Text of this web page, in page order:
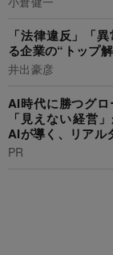
「法律違反」「
る企業の“トップ
井出豪彦
AI時代に勝つグ
「見えない経営
AIが導く、リアル
PR